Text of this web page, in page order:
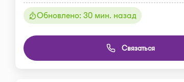
Обновлено: 30 мин. назад
Связаться